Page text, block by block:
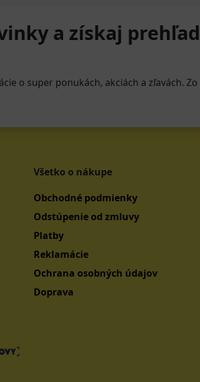
a získaj
o super ponukách, akciách a zľavách.
Všetko o nákupe
Obchodné podmienky
Odstúpenie od zmluvy
Platby
Reklamácie
Ochrana osobných údajov
Doprava